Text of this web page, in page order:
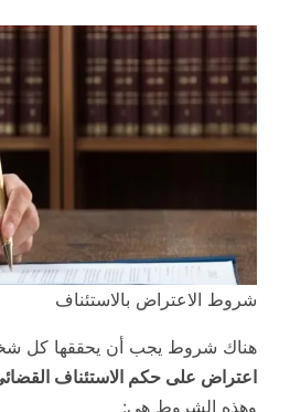
شروط الاعتراض بالاستئناف
هناك شروط يجب أن يحققها كل
اعتراض على حكم الاستئناف
وهذه الشروط هي: